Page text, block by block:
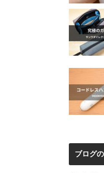
ブログ